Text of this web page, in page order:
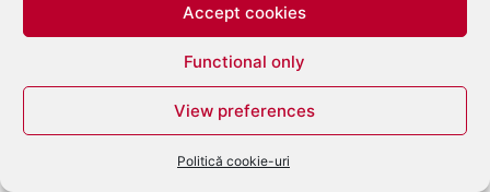
Accept cookies
Functional only
View preferences
Politică cookie-uri